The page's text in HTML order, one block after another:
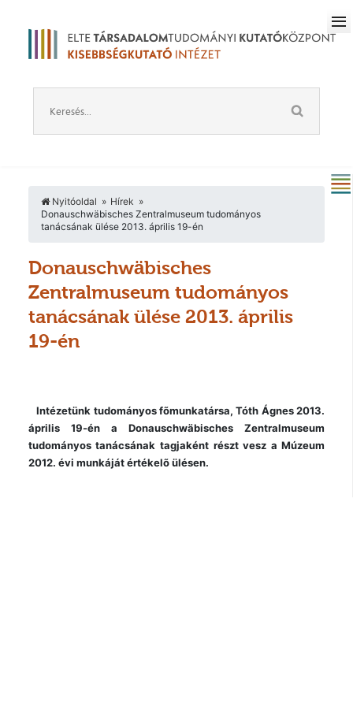
Nyitóoldal
Hírek
Donauschwäbisches Zentralmuseum tudományos
tanácsának ülése 2013. április 19-én
Donauschwäbisches
Zentralmuseum tudományos
tanácsának ülése 2013. április
19-én
Intézetünk tudományos fõmunkatársa, Tóth Ágnes 2013.
április 19-én a Donauschwäbisches Zentralmuseum
tudományos tanácsának tagjaként részt vesz a Múzeum
2012. évi munkáját értékelõ ülésen.